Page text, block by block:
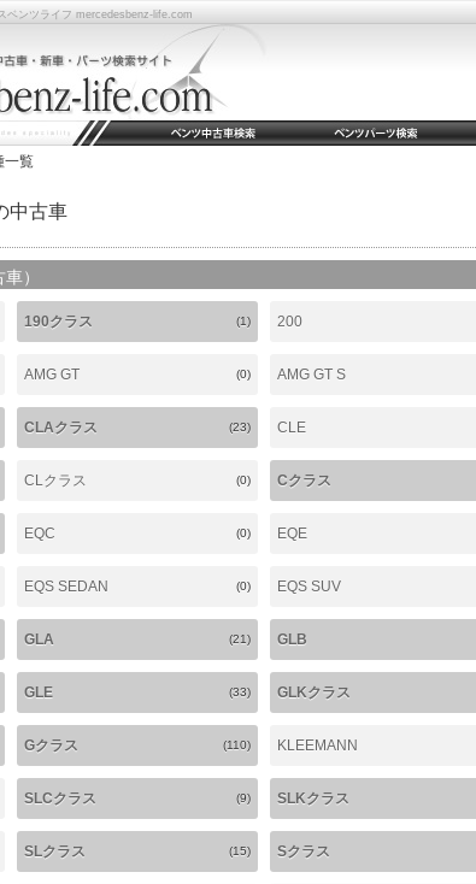
ベンツライフ mercedesbenz-life.com
一覧
中古車
）
190クラス (1) 200
AMG GT (0) AMG GT S
CLAクラス (23) CLE
CLクラス (0) Cクラス
EQC (0) EQE
EQS SEDAN (0) EQS SUV
GLA (21) GLB
GLE (33) GLKクラス
Gクラス (110) KLEEMANN
SLCクラス (9) SLKクラス
SLクラス (15) Sクラス